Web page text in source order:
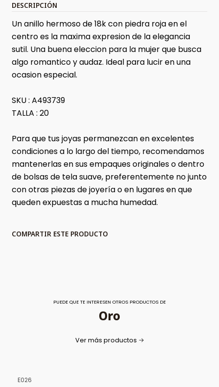
DESCRIPCIÓN
Un anillo hermoso de 18k con piedra roja en el
centro es la maxima expresion de la elegancia
sutil. Una buena eleccion para la mujer que busca
algo romantico y audaz. Ideal para lucir en una
ocasion especial.
SKU : A493739
TALLA : 20
Para que tus joyas permanezcan en excelentes
condiciones a lo largo del tiempo, recomendamos
mantenerlas en sus empaques originales o dentro
de bolsas de tela suave, preferentemente no junto
con otras piezas de joyería o en lugares en que
queden expuestas a mucha humedad.
COMPARTIR ESTE PRODUCTO
PUEDE QUE TE INTERESEN OTROS PRODUCTOS DE
Oro
Ver más productos
E026